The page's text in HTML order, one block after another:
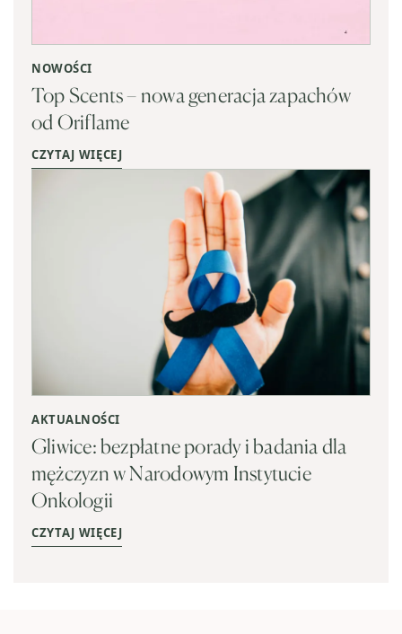
NOWOŚCI
Top Scents – nowa generacja zapachów
od Oriflame
CZYTAJ WIĘCEJ
AKTUALNOŚCI
Gliwice: bezpłatne porady i badania dla
mężczyzn w Narodowym Instytucie
Onkologii
CZYTAJ WIĘCEJ